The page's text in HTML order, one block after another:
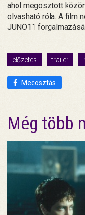
ahol megosztott
olvasható róla. A film
JUNO11
előzetes trailer
Megosztás
Még több